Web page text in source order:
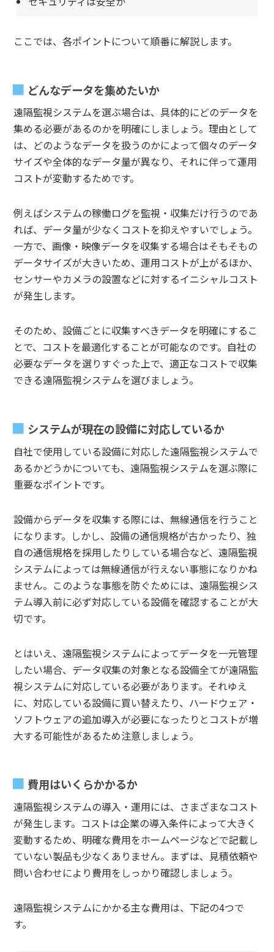
ここでは、各ポイントについて順番に解説します。
どんなデータを集めたいか
遠隔監視システムを選ぶ場合は、具体的にどのデータを
集める必要があるのかを明確にしましょう。理由として
は、どのようなデータを扱うのかによって個々のデータ
サイズや全体的なデータ量が異なり、それに伴って運用
コストが変動するためです。
例えばシステムの稼働ログを監視・収集だけ行うのであ
れば、データ量が少なくコストを抑えやすいでしょう。
一方で、画像・映像データを収集する場合はそもそもの
データサイズが大きいため、運用コストが上がるほか、
センサーやカメラの設置などに対するイニシャルコスト
が発生します。
そのため、設備ごとに収集すべきデータを明確にするこ
とで、コストを最適化することが可能なのです。自社の
必要なデータを選りすぐった上で、適正なコストで収集
できる遠隔監視システムを選びましょう。
システムが現在の設備に対応しているか
自社で使用している設備に対応した遠隔監視システムで
あるかどうかについても、遠隔監視システムを選ぶ際に
重要なポイントです。
設備からデータを収集する際には、無線通信を行うこと
になります。しかし、設備の通信規格が古かったり、独
自の通信規格を採用したりしている場合など、遠隔監視
システムによっては無線通信が行えない事態になりかね
ません。このような事態を防ぐためには、遠隔監視シス
テム導入前に必ず対応している設備を確認することが大
切です。
とはいえ、遠隔監視システムによってデータを一元管理
したい場合、データ収集の対象となる設備全てが遠隔監
視システムに対応している必要があります。それゆえ
に、対応している設備に買い替えたり、ハードウェア・
ソフトウェアの追加導入が必要になったりとコストが増
大する可能性があるため注意しましょう。
費用はいくらかかるか
遠隔監視システムの導入・運用には、さまざまなコスト
が発生します。コストは企業の導入条件によって大きく
変動するため、明確な費用をホームページなどで記載し
ていない製品も少なくありません。まずは、見積依頼や
問い合わせにより費用をしっかり確認しましょう。
遠隔監視システムにかかる主な費用は、下記の4つで
す。